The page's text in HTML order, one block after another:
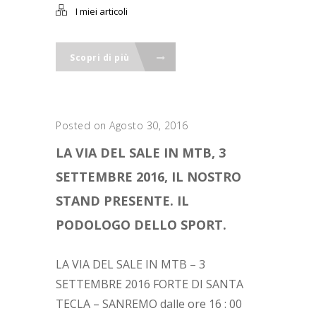
I miei articoli
Scopri di più
Posted on Agosto 30, 2016
LA VIA DEL SALE IN MTB, 3
SETTEMBRE 2016, IL NOSTRO
STAND PRESENTE. IL
PODOLOGO DELLO SPORT.
LA VIA DEL SALE IN MTB – 3
SETTEMBRE 2016 FORTE DI SANTA
TECLA – SANREMO dalle ore 16 : 00